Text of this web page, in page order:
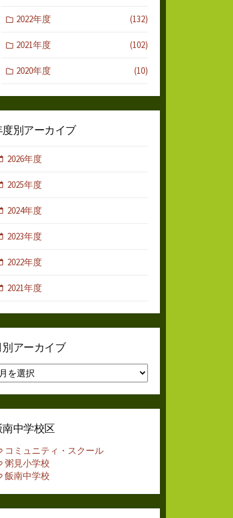
2022年度 (132)
2021年度 (102)
2020年度 (10)
度別アーカイブ
2026年度
2025年度
2024年度
2023年度
2022年度
2021年度
別アーカイブ
南中学校区
コミュニティ・スクール
粥見小学校
飯南中学校